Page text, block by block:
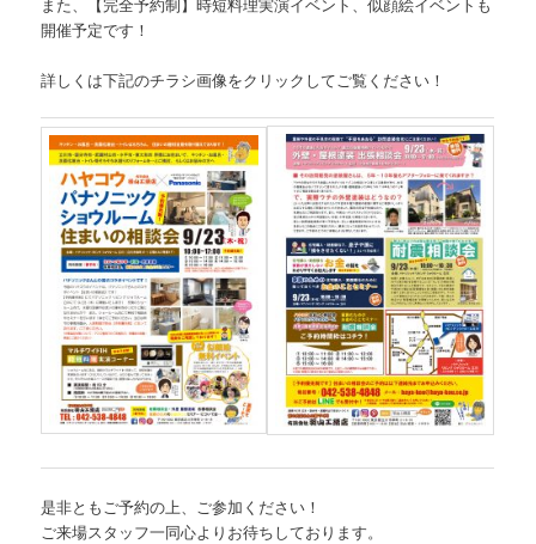
開催予定です！
詳しくは下記のチラシ画像をクリックしてご覧ください！
是非ともご予約の上、ご参加ください！
ご来場スタッフ一同心よりお待ちしております。